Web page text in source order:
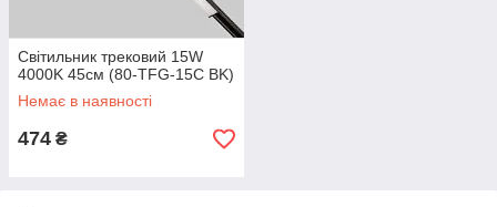
Світильник трековий 15W
4000K 45см (80-TFG-15C BK)
Немає в наявності
474 ₴